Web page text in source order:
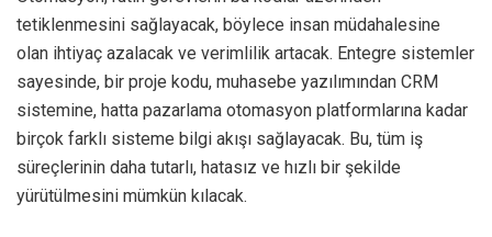
tetiklenmesini sağlayacak, böylece insan müdahalesine
olan ihtiyaç azalacak ve verimlilik artacak. Entegre sistemler
sayesinde, bir proje kodu, muhasebe yazılımından CRM
sistemine, hatta pazarlama otomasyon platformlarına kadar
birçok farklı sisteme bilgi akışı sağlayacak. Bu, tüm iş
süreçlerinin daha tutarlı, hatasız ve hızlı bir şekilde
yürütülmesini mümkün kılacak.